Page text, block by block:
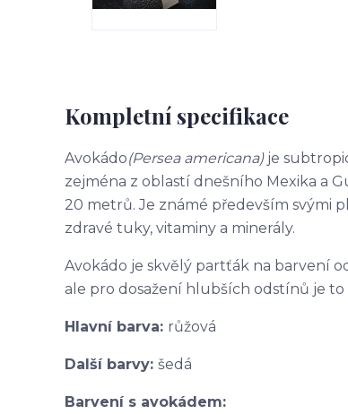
Kompletní specifikace
Avokádo(Persea americana)je
zejména z oblastí dnešního Mexika a
20 metrů. Je známé především svými
zdravé tuky, vitaminy a minerály.
Avokádo je skvělý partťák na barvení
ale pro dosažení hlubších odstínů je to
Hlavní barva: růžová
Další barvy: šedá
Barvení s avokádem: